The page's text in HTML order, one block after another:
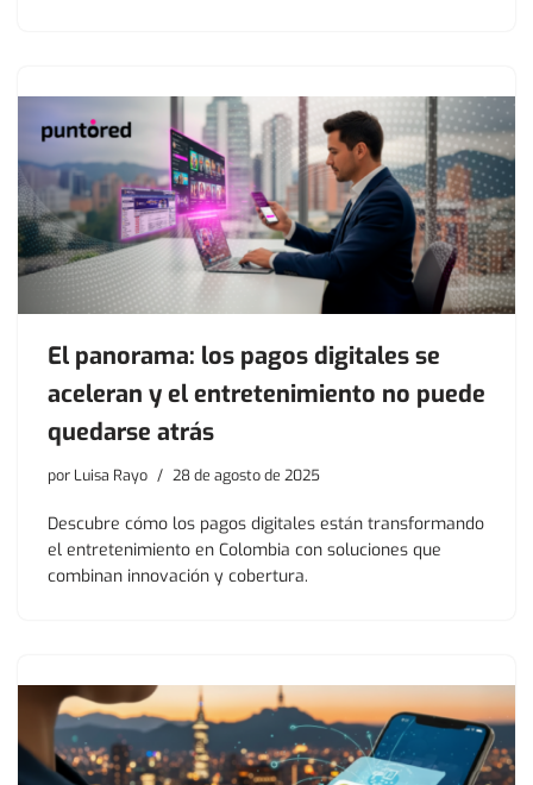
El panorama: los pagos digitales se
aceleran y el entretenimiento no puede
quedarse atrás
por Luisa Rayo 28 de agosto de 2025
Descubre cómo los pagos digitales están transformando
el entretenimiento en Colombia con soluciones que
combinan innovación y cobertura.